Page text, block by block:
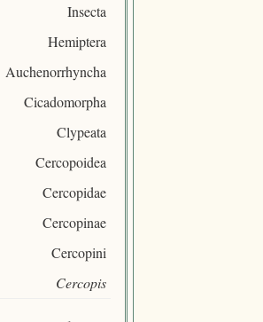
Insecta
Hemiptera
Auchenorrhyncha
Cicadomorpha
Clypeata
Cercopoidea
Cercopidae
Cercopinae
Cercopini
Cercopis